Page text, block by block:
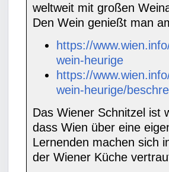
weltweit mit großen
Den Wein genießt man
https://
wein-heurige
https://
wein-heurige/
Das Wiener Schnitzel ist
dass Wien über eine
Lernenden machen sich
der Wiener Küche